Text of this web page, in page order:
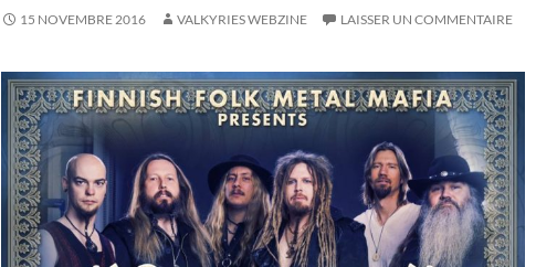
15 NOVEMBRE 2016 VALKYRIES WEBZINE LAISSER UN COMMENTAIRE